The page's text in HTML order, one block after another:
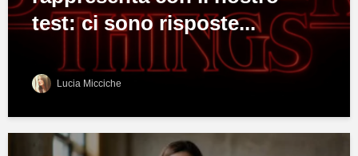
test: ci sono risposte...
Lucia Micciche